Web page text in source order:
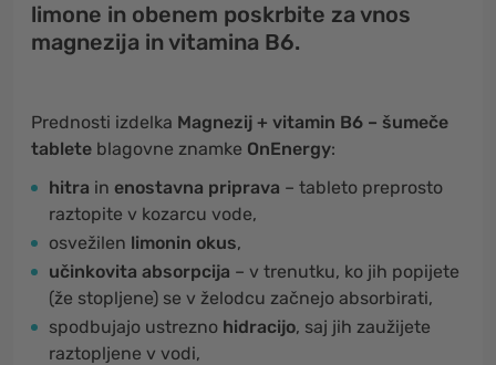
limone in obenem poskrbite za vnos
magnezija in vitamina B6.
Prednosti izdelka Magnezij + vitamin B6 – šumeče
tablete blagovne znamke OnEnergy:
hitra in enostavna priprava – tableto preprosto
raztopite v kozarcu vode,
osvežilen limonin okus,
učinkovita absorpcija – v trenutku, ko jih popijete
(že stopljene) se v želodcu začnejo absorbirati,
spodbujajo ustrezno hidracijo, saj jih zaužijete
raztopljene v vodi,